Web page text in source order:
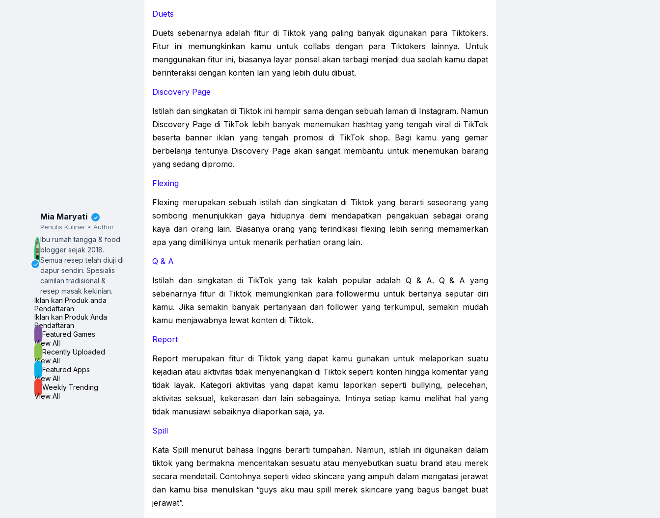
✓
Mia Maryati ✓
Penulis Kuliner • Author
Ibu rumah tangga & food
blogger sejak 2018.
Semua resep telah diuji di
dapur sendiri.Spesialis
camilan tradisional &
resep masak kekinian.
Iklan kan Produk anda
Pendaftaran
Iklan kan Produk Anda
Pendaftaran
Featured Games
View All
Recently Uploaded
View All
Featured Apps
View All
Weekly Trending
View All
Duets
Duets sebenarnya adalah fitur di Tiktok yang paling banyak digunakan para Tiktokers.
Fitur ini memungkinkan kamu untuk collabs dengan para Tiktokers lainnya. Untuk
menggunakan fitur ini, biasanya layar ponsel akan terbagi menjadi dua seolah kamu dapat
berinteraksi dengan konten lain yang lebih dulu dibuat.
Discovery Page
Istilah dan singkatan di Tiktok ini hampir sama dengan sebuah laman di Instagram. Namun
Discovery Page di TikTok lebih banyak menemukan hashtag yang tengah viral di TikTok
beserta banner iklan yang tengah promosi di TikTok shop. Bagi kamu yang gemar
berbelanja tentunya Discovery Page akan sangat membantu untuk menemukan barang
yang sedang dipromo.
Flexing
Flexing merupakan sebuah istilah dan singkatan di Tiktok yang berarti seseorang yang
sombong menunjukkan gaya hidupnya demi mendapatkan pengakuan sebagai orang
kaya dari orang lain. Biasanya orang yang terindikasi flexing lebih sering memamerkan
apa yang dimilikinya untuk menarik perhatian orang lain.
Q & A
Istilah dan singkatan di TikTok yang tak kalah popular adalah Q & A. Q & A yang
sebenarnya fitur di Tiktok memungkinkan para followermu untuk bertanya seputar diri
kamu. Jika semakin banyak pertanyaan dari follower yang terkumpul, semakin mudah
kamu menjawabnya lewat konten di Tiktok.
Report
Report merupakan fitur di Tiktok yang dapat kamu gunakan untuk melaporkan suatu
kejadian atau aktivitas tidak menyenangkan di Tiktok seperti konten hingga komentar yang
tidak layak. Kategori aktivitas yang dapat kamu laporkan seperti bullying, pelecehan,
aktivitas seksual, kekerasan dan lain sebagainya. Intinya setiap kamu melihat hal yang
tidak manusiawi sebaiknya dilaporkan saja, ya.
Spill
Kata Spill menurut bahasa Inggris berarti tumpahan. Namun, istilah ini digunakan dalam
tiktok yang bermakna menceritakan sesuatu atau menyebutkan suatu brand atau merek
secara mendetail. Contohnya seperti video skincare yang ampuh dalam mengatasi jerawat
dan kamu bisa menuliskan “guys aku mau spill merek skincare yang bagus banget buat
jerawat”.